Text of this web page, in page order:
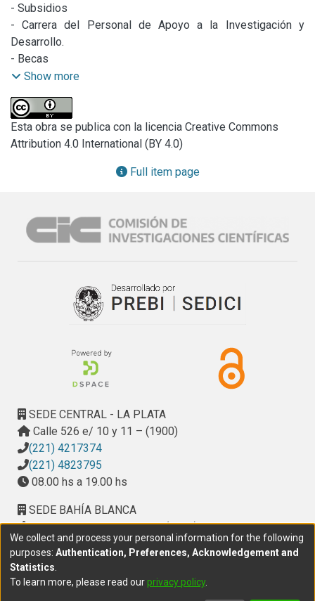
- Subsidios
- Carrera del Personal de Apoyo a la Investigación y
Desarrollo.
- Becas
- LEMIT
Show more
Esta obra se publica con la licencia Creative Commons
Attribution 4.0 International (BY 4.0)
Full item page
SEDE CENTRAL - LA PLATA
Calle 526 e/ 10 y 11 – (1900)
(221) 4217374
(221) 4823795
08.00 hs a 19.00 hs
SEDE BAHÍA BLANCA
Calle Ciudad de Cali 320 – (8000). Universidad
Provincial del Sudoeste (UPSO)
(291) 459 2550, interno 147
10.00 h a 14.00 h
We collect and process your personal information for the following
purposes: Authentication, Preferences, Acknowledgement and
Statistics
To learn more, please read ourprivacy policy.